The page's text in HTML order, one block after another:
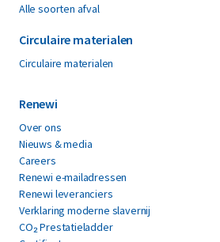
Alle soorten afval
Circulaire materialen
Circulaire materialen
Renewi
Over ons
Nieuws & media
Careers
Renewi e-mailadressen
Renewi leveranciers
Verklaring moderne slavernij
CO₂ Prestatieladder